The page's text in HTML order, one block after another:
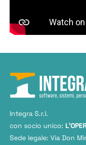
Integra S.r.l.
con socio unico:
Sede legale: Via Don